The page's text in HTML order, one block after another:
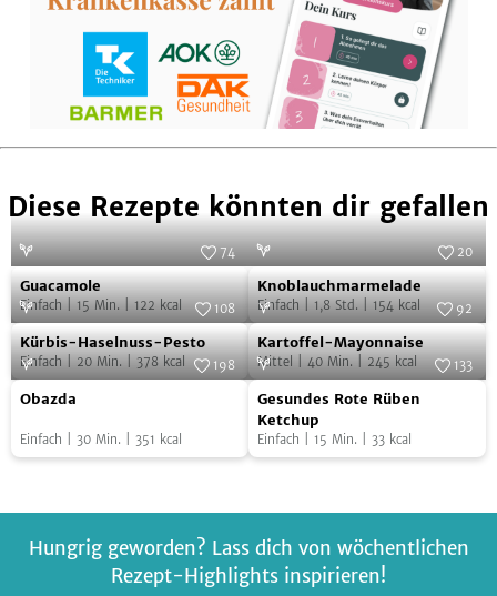
Diese Rezepte könnten dir gefallen
GuacamoleFoto:Ananda C. Artinger
74
Guacamole
Einfach 15 Min. 122 kcal
Knoblauchmarmelade
Foto:Irena Macri
20
Knoblauchmarmelade
Einfach 1,8 Std. 154 kcal
Kürbis-
Haselnuss-
Pesto
Foto:Simply Vegan
108
Kürbis-Haselnuss-Pesto
Einfach 20 Min. 378 kcal
Kartoffel-
Mayonnaise
Foto:SevenCooks
92
Kartoffel-Mayonnaise
Mittel 40 Min. 245 kcal
Obazda
198
Obazda
Einfach 30 Min. 351 kcal
Gesundes
Rote
Rüben
Foto:
133
Gesundes Rote Rüben
Ketchup
Einfach 15 Min. 33 kcal
Hungrig geworden? Lass dich von wöchentlichen
Rezept-Highlights inspirieren!